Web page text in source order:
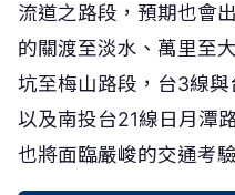
流道之路段，預期也會
的關渡至淡水、萬里至
坑至梅山路段，台3線與
以及南投台21線日月潭
也將面臨嚴峻的交通考